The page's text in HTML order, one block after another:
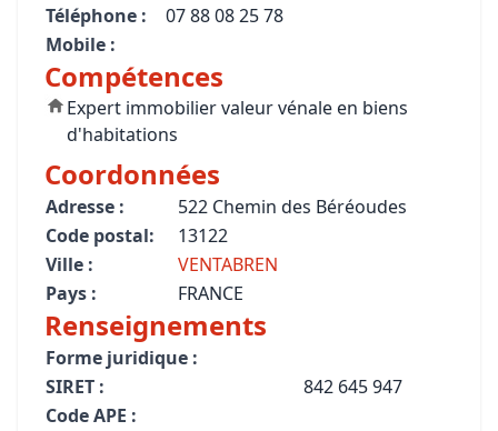
Téléphone :
07 88 08 25 78
Mobile :
Compétences
Expert immobilier valeur vénale en biens
d'habitations
Coordonnées
Adresse :
522 Chemin des Béréoudes
Code postal:
13122
Ville :
VENTABREN
Pays :
FRANCE
Renseignements
Forme juridique :
SIRET :
842 645 947
Code APE :